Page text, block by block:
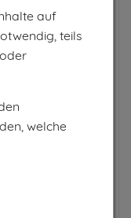
traditionelle
unserer
von den
über
auf
teils
welche